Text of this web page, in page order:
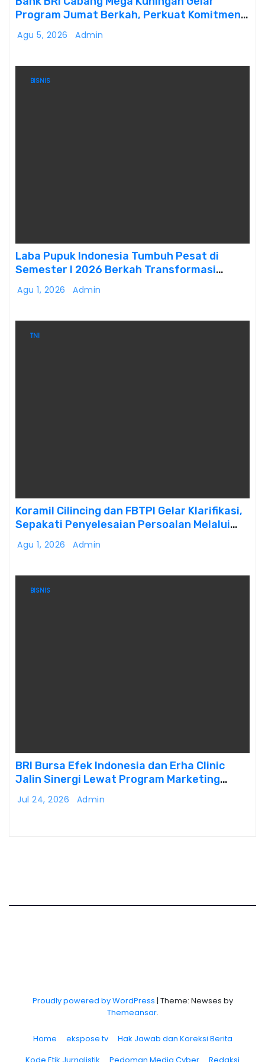
Program Jumat Berkah, Perkuat Komitmen
untuk Saling Berbagai Kepada Masyarakat
Sekitar Kawasan Mega Kuningan
Agu 5, 2026 Admin
BISNIS
Laba Pupuk Indonesia Tumbuh Pesat di
Semester I 2026 Berkah Transformasi
Danantara
Agu 1, 2026 Admin
TNI
Koramil Cilincing dan FBTPI Gelar Klarifikasi,
Sepakati Penyelesaian Persoalan Melalui
Dialog
Agu 1, 2026 Admin
BISNIS
BRI Bursa Efek Indonesia dan Erha Clinic
Jalin Sinergi Lewat Program Marketing
Kolaborasi
Jul 24, 2026 Admin
Proudly powered by WordPress | Theme: Newses by
Themeansar.
Home ekspose tv
Hak Jawab dan Koreksi Berita